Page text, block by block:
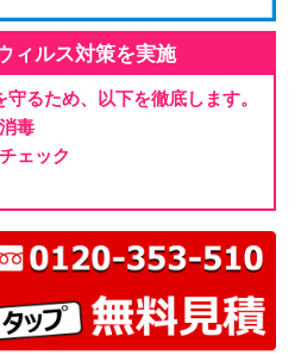
ィルス対策を実施
るため、以下を徹底します。
毒
ェック